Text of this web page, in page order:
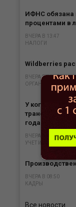
ИФНС обязана
процентами в
ВЧЕРА В 13:47
НАЛОГИ
Wildberries
ВЧЕРА В 11:45
ОРГАНИЗАЦИЯ
У кого
транспортные
года
ВЧЕРА В 10:44
УЧЕТ И ОТЧЕТНОСТЬ
ВЧЕРА В 08:50
КАДРЫ
Все новости